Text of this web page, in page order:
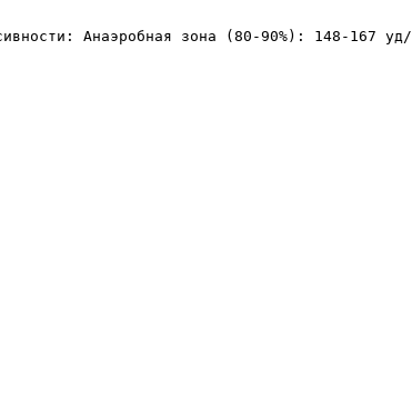
Анаэробная зона (80-90%): 148-167